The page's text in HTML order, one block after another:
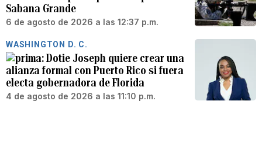
Sabana Grande
6 de agosto de 2026 a las 12:37 p.m.
WASHINGTON D. C.
Dotie Joseph quiere crear una
alianza formal con Puerto Rico si fuera
electa gobernadora de Florida
4 de agosto de 2026 a las 11:10 p.m.